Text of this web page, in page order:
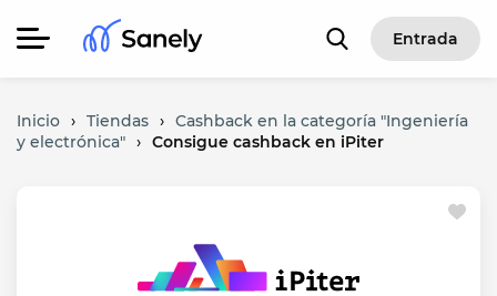
Entrada
Inicio › Tiendas › Cashback en la categoría "Ingeniería
y electrónica" › Consigue cashback en iPiter